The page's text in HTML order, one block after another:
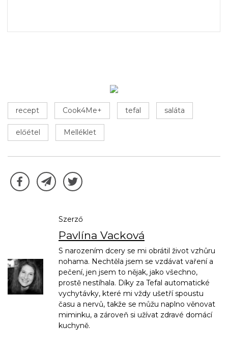
recept Cook4Me+ tefal saláta
előétel Melléklet
Szerző
Pavlína Vacková
S narozením dcery se mi obrátil život vzhůru
nohama. Nechtěla jsem se vzdávat vaření a
pečení, jen jsem to nějak, jako všechno,
prostě nestíhala. Díky za Tefal automatické
vychytávky, které mi vždy ušetří spoustu
času a nervů, takže se můžu naplno věnovat
miminku, a zároveň si užívat zdravé domácí
kuchyně.